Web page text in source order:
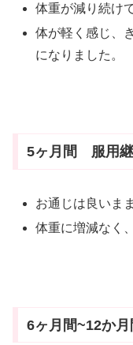
体重が減り続け
体が軽く感じ、
になりました。
5ヶ月間 服用
お通じは良いまま
体重に増減なく
6ヶ月間~12か